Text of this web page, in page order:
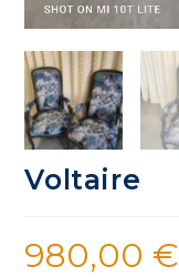
Voltaire
980,00€